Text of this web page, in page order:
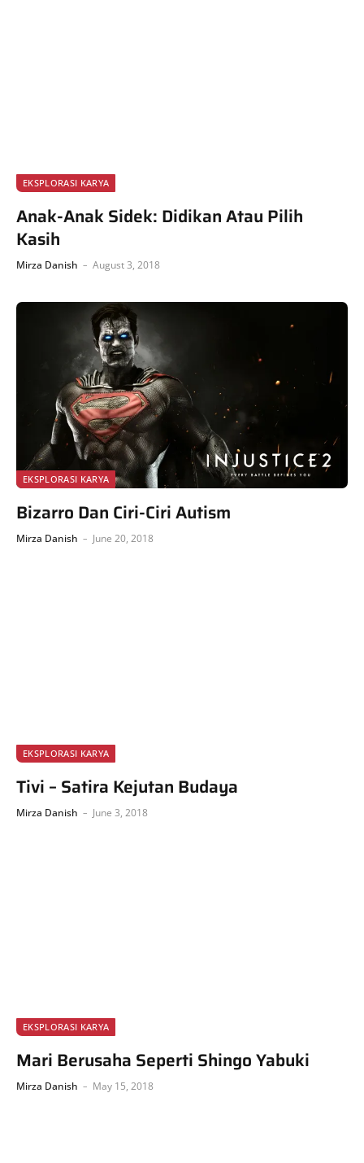
EKSPLORASI KARYA
Anak-Anak Sidek: Didikan Atau Pilih
Kasih
Mirza Danish August 3, 2018
EKSPLORASI KARYA
Bizarro Dan Ciri-Ciri Autism
Mirza Danish June 20, 2018
EKSPLORASI KARYA
Tivi – Satira Kejutan Budaya
Mirza Danish June 3, 2018
EKSPLORASI KARYA
Mari Berusaha Seperti Shingo Yabuki
Mirza Danish May 15, 2018